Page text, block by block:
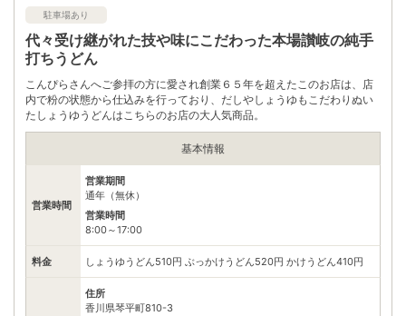
駐車場 無料（50台）
電話番号 0877626882
問合せください。
※ 料金情報は税込・税抜表記が混ざっております。正しい金額はご利用前にご
自身でお問合せください。
駐車場あり
代々受け継がれた技や味にこだわった本場讃岐の純手
打ちうどん
こんぴらさんへご参拝の方に愛され創業６５年を超えたこのお店は、店
内で粉の状態から仕込みを行っており、だしやしょうゆもこだわりぬい
たしょうゆうどんはこちらのお店の大人気商品。
基本情報
営業時間
営業期間
通年（無休）
営業時間
8:00～17:00
料金 しょうゆうどん510円 ぶっかけうどん520円 かけうどん410円
住所
香川県琴平町810-3